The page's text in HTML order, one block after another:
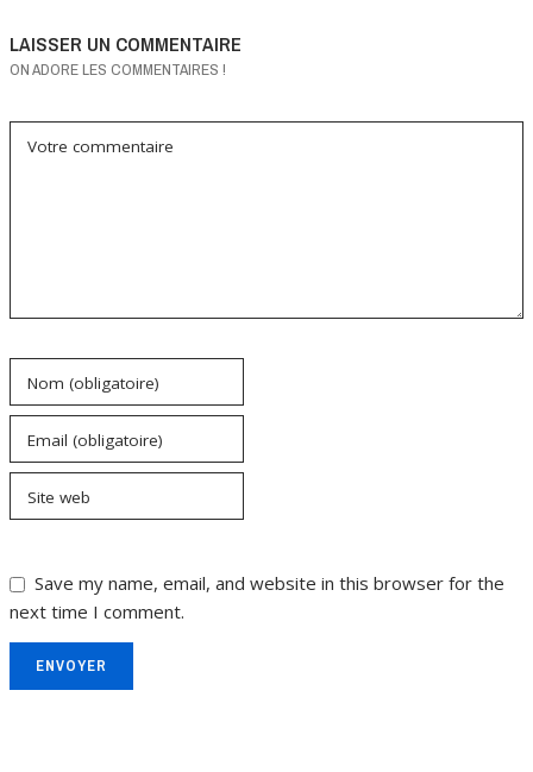
LAISSER UN COMMENTAIRE
ON ADORE LES COMMENTAIRES !
Votre commentaire
Nom (obligatoire)
Email (obligatoire)
Site web
Save my name, email, and website in this browser for the
next time I comment.
ENVOYER